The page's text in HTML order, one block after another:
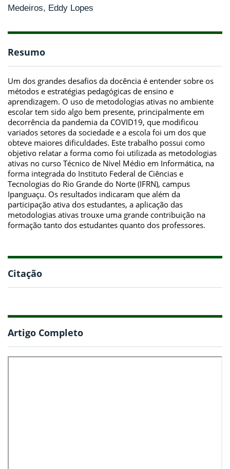
Medeiros, Eddy Lopes
Resumo
Um dos grandes desafios da docência é entender sobre os
métodos e estratégias pedagógicas de ensino e
aprendizagem. O uso de metodologias ativas no ambiente
escolar tem sido algo bem presente, principalmente em
decorrência da pandemia da COVID­19, que modificou
variados setores da sociedade e a escola foi um dos que
obteve maiores dificuldades. Este trabalho possui como
objetivo relatar a forma como foi utilizada as metodologias
ativas no curso Técnico de Nível Médio em Informática, na
forma integrada do Instituto Federal de Ciências e
Tecnologias do Rio Grande do Norte (IFRN), campus
Ipanguaçu. Os resultados indicaram que além da
participação ativa dos estudantes, a aplicação das
metodologias ativas trouxe uma grande contribuição na
formação tanto dos estudantes quanto dos professores.
Citação
Artigo Completo